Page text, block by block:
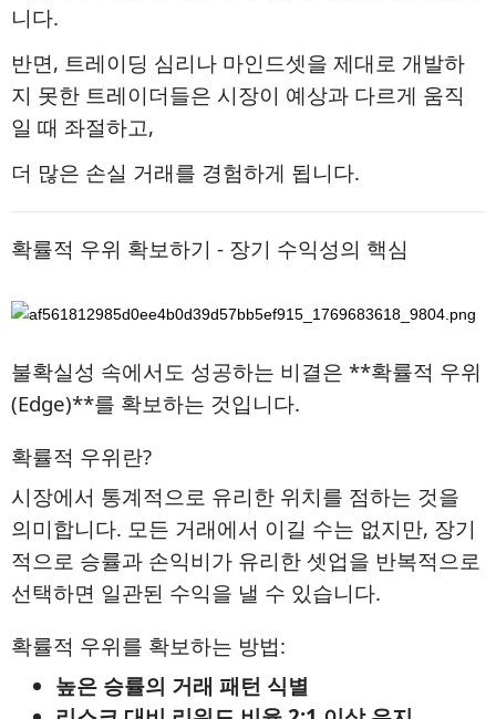
니다.
반면, 트레이딩 심리나 마인드셋을 제대로 개발하
지 못한 트레이더들은 시장이 예상과 다르게 움직
일 때 좌절하고,
더 많은 손실 거래를 경험하게 됩니다.
확률적 우위 확보하기 - 장기 수익성의 핵심
불확실성 속에서도 성공하는 비결은 **확률적 우위
(Edge)**를 확보하는 것입니다.
확률적 우위란?
시장에서 통계적으로 유리한 위치를 점하는 것을
의미합니다. 모든 거래에서 이길 수는 없지만, 장기
적으로 승률과 손익비가 유리한 셋업을 반복적으로
선택하면 일관된 수익을 낼 수 있습니다.
확률적 우위를 확보하는 방법:
높은 승률의 거래 패턴 식별